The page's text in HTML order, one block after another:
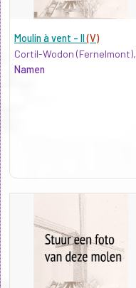
Moulin à vent - II(V)
Cortil-Wodon (Fernelmont),
Namen